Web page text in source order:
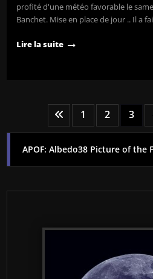
profité d'une météo favorable le
Banchet. Mise en place de jour .. Il a
Lire la suite
Pagination
des
publications
1 2 3
APOF: Albedo38 Picture of the